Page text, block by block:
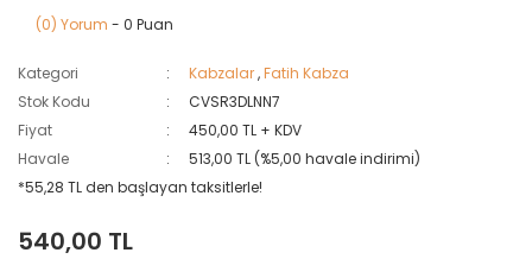
(0) Yorum - 0 Puan
Kategori Kabzalar,Fatih Kabza
Stok Kodu
CVSR3DLNN7
Fiyat
450,00 TL + KDV
Havale
513,00 TL (%5,00 havale indirimi)
*55,28 TL den başlayan taksitlerle!
540,00 TL